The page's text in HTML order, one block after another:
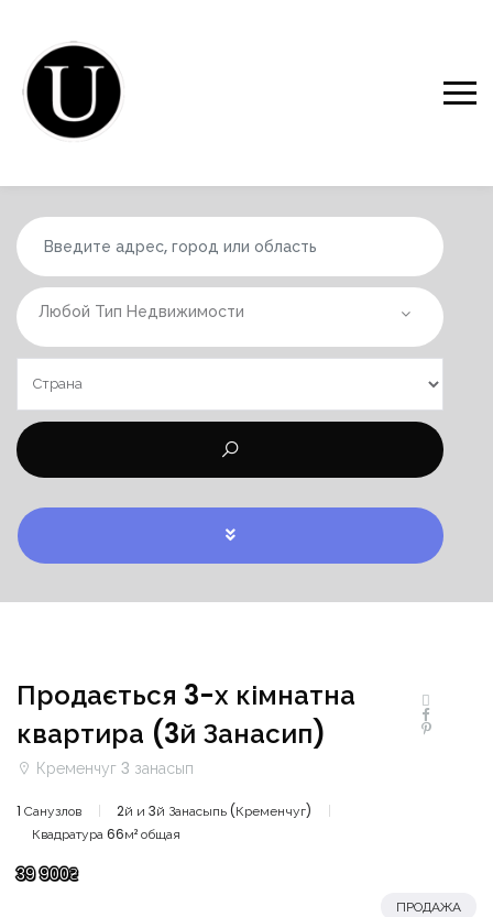
Любой Тип Недвижимости
Продається 3-х кімнатна
квартира (3й Занасип)
Кременчуг 3 занасып
1 Санузлов
2й и 3й Занасыпь (Кременчуг)
Квадратура 66м² общая
39 900₴
ПРОДАЖА